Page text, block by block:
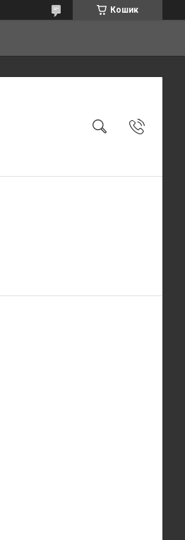
Кошик